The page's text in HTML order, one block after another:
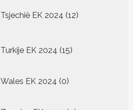
Tsjechië EK 2024 12
producten
Turkije EK 2024 15
producten
Wales EK 2024 00